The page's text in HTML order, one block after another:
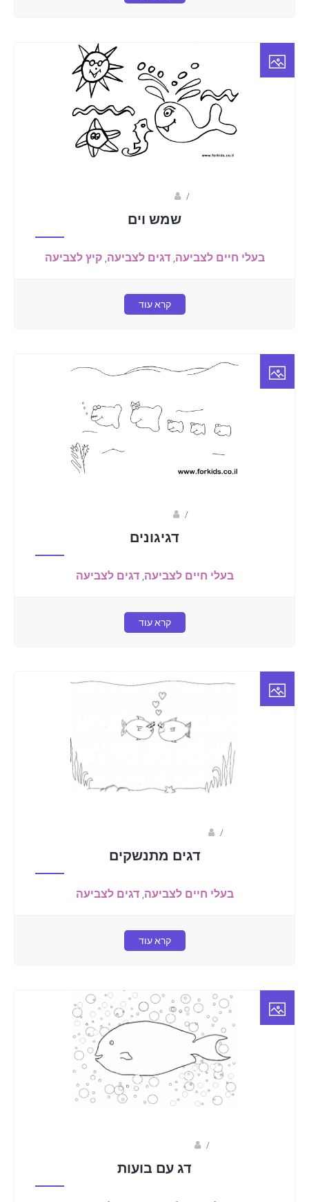
/
שמש וים
בעלי חיים לצביעה,דגים לצביעה,קיץ לצביעה
קרא עוד
/
דגיגונים
בעלי חיים לצביעה,דגים לצביעה
קרא עוד
/
דגים מתנשקים
בעלי חיים לצביעה,דגים לצביעה
קרא עוד
/
דג עם בועות